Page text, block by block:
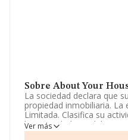
Sobre About Your
La sociedad declara que
propiedad inmobiliaria. La
Limitada. Clasifica su
la propiedad inmobiliaria',
actividad de importación
Ver más